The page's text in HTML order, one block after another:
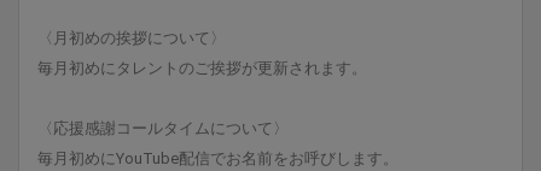
〈月初めの挨拶について〉
毎月初めにタレントのご挨拶が更新されます。
〈応援感謝コールタイムについて〉
毎月初めにYouTube配信でお名前をお呼びします。